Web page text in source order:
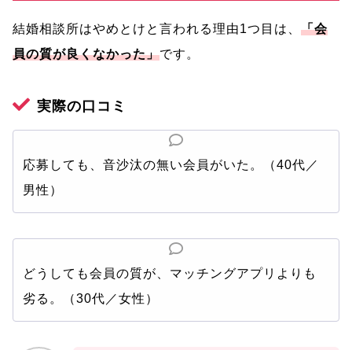
結婚相談所はやめとけと言われる理由1つ目は、 「会
員の質が良くなかった」です。
実際の口コミ
応募しても、音沙汰の無い会員がいた。（40代／
男性）
どうしても会員の質が、マッチングアプリよりも
劣る。（30代／女性）